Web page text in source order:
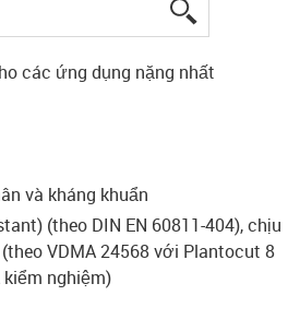
các ứng dụng nặng nhất
và kháng khuẩn
(theo DIN EN 60811-404), chịu
VDMA 24568 với Plantocut 8
kiểm nghiệm)